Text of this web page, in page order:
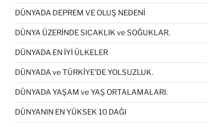
DÜNYADA DEPREM VE OLUŞ NEDENİ
DÜNYA ÜZERİNDE SICAKLIK ve SOĞUKLAR.
DÜNYADA EN İYİ ÜLKELER
DÜNYADA ve TÜRKİYE’DE YOLSUZLUK.
DÜNYADA YAŞAM ve YAŞ ORTALAMALARI.
DÜNYANIN EN YÜKSEK 10 DAĞI